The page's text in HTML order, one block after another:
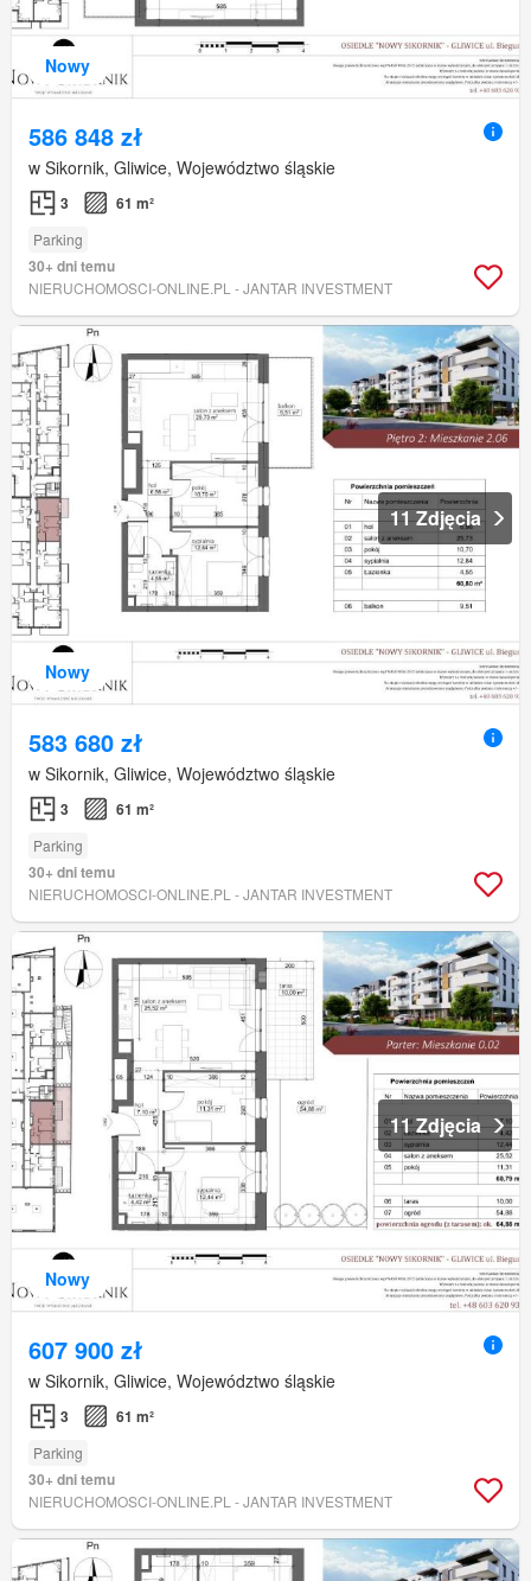
Nowy
586 848 zł
w Sikornik, Gliwice, Województwo śląskie
3 61 m²
Parking
30+ dni temu
NIERUCHOMOSCI-ONLINE.PL - JANTAR INVESTMENT
Nowy
11 Zdjęcia
583 680 zł
w Sikornik, Gliwice, Województwo śląskie
3 61 m²
Parking
30+ dni temu
NIERUCHOMOSCI-ONLINE.PL - JANTAR INVESTMENT
Nowy
11 Zdjęcia
607 900 zł
w Sikornik, Gliwice, Województwo śląskie
3 61 m²
Parking
30+ dni temu
NIERUCHOMOSCI-ONLINE.PL - JANTAR INVESTMENT